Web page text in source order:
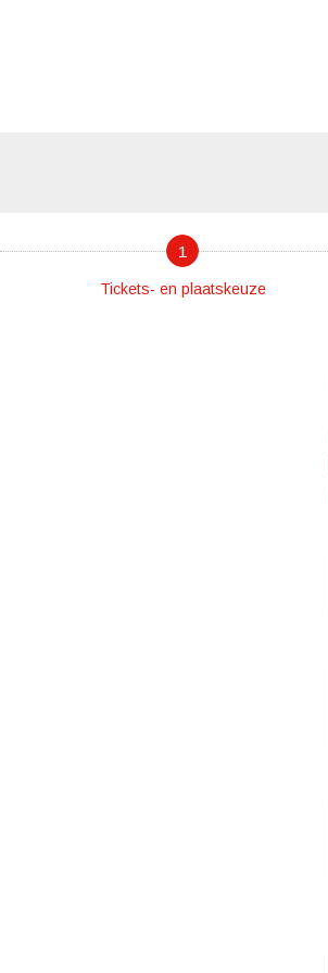
1
Tickets- en plaatskeuze